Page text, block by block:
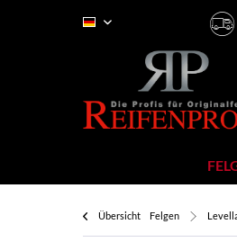
Deutsch
Übersicht Felgen